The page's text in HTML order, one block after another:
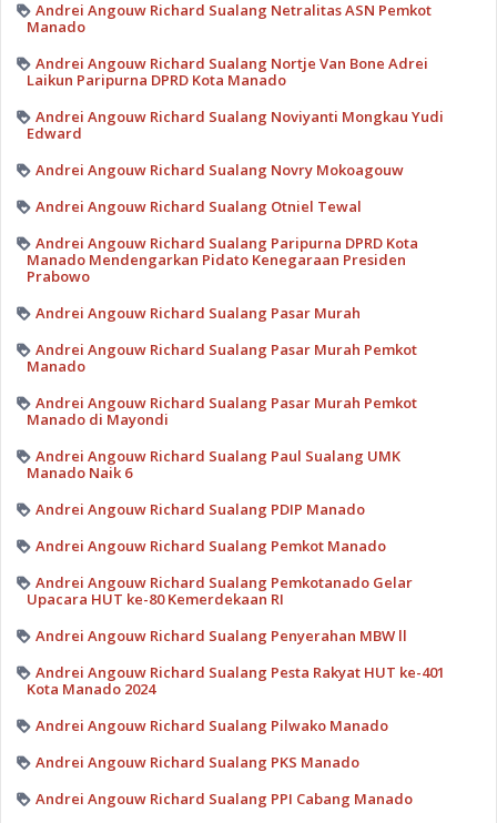
Andrei Angouw Richard Sualang Netralitas ASN Pemkot
Manado
Andrei Angouw Richard Sualang Nortje Van Bone Adrei
Laikun Paripurna DPRD Kota Manado
Andrei Angouw Richard Sualang Noviyanti Mongkau Yudi
Edward
Andrei Angouw Richard Sualang Novry Mokoagouw
Andrei Angouw Richard Sualang Otniel Tewal
Andrei Angouw Richard Sualang Paripurna DPRD Kota
Manado Mendengarkan Pidato Kenegaraan Presiden
Prabowo
Andrei Angouw Richard Sualang Pasar Murah
Andrei Angouw Richard Sualang Pasar Murah Pemkot
Manado
Andrei Angouw Richard Sualang Pasar Murah Pemkot
Manado di Mayondi
Andrei Angouw Richard Sualang Paul Sualang UMK
Manado Naik 6
Andrei Angouw Richard Sualang PDIP Manado
Andrei Angouw Richard Sualang Pemkot Manado
Andrei Angouw Richard Sualang Pemkotanado Gelar
Upacara HUT ke-80 Kemerdekaan RI
Andrei Angouw Richard Sualang Penyerahan MBW ll
Andrei Angouw Richard Sualang Pesta Rakyat HUT ke-401
Kota Manado 2024
Andrei Angouw Richard Sualang Pilwako Manado
Andrei Angouw Richard Sualang PKS Manado
Andrei Angouw Richard Sualang PPI Cabang Manado